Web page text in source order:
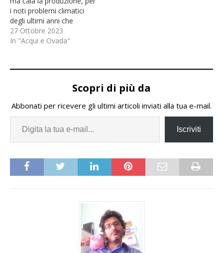
i noti problemi climatici
degli ultimi anni che
mandano in stress le
vigne. Il risultato in
ma nel frattempo il
abbassa la guardia sulle
27 Ottobre 2023
In "Acqui e Ovada"
Scopri di più da
Abbonati per ricevere gli ultimi articoli inviati alla tua e-mail.
Iscriviti